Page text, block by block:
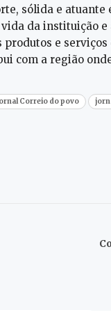
sólida e
da instituição e
produtos e
com a região
Correio do povo